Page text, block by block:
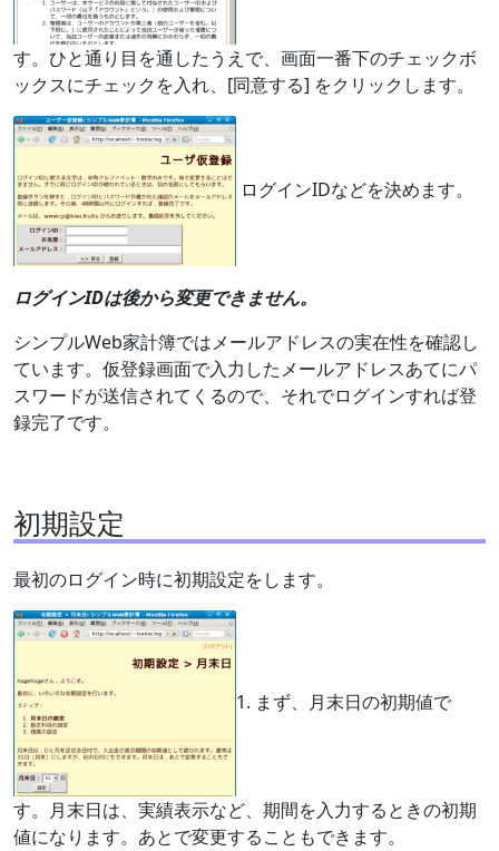
す。ひと通り目を通したうえで、画面一番下のチェックボ
ックスにチェックを入れ、[同意する] をクリックします。
ログインIDなどを決めます。
ログインIDは後から変更できません。
シンプルWeb家計簿ではメールアドレスの実在性を確認し
ています。仮登録画面で入力したメールアドレスあてにパ
スワードが送信されてくるので、それでログインすれば登
録完了です。
初期設定
最初のログイン時に初期設定をします。
1. まず、月末日の初期値で
す。月末日は、実績表示など、期間を入力するときの初期
値になります。あとで変更することもできます。